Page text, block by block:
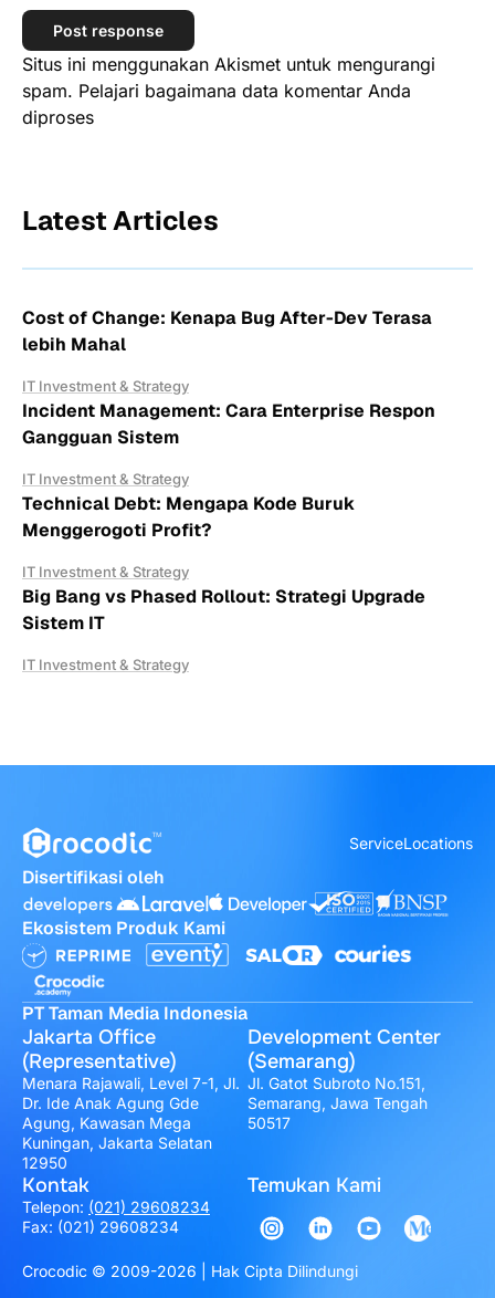
Situs ini menggunakan Akismet untuk mengurangi
spam. Pelajari bagaimana data komentar Anda
diproses
Latest Articles
Cost of Change: Kenapa Bug After-Dev Terasa
lebih Mahal
IT Investment & Strategy
Incident Management: Cara Enterprise Respon
Gangguan Sistem
IT Investment & Strategy
Technical Debt: Mengapa Kode Buruk
Menggerogoti Profit?
IT Investment & Strategy
Big Bang vs Phased Rollout: Strategi Upgrade
Sistem IT
IT Investment & Strategy
ServiceLocations
Disertifikasi oleh
Ekosistem Produk Kami
PT Taman Media Indonesia
Jakarta Office
(Representative)
Menara Rajawali, Level 7-1, Jl.
Dr. Ide Anak Agung Gde
Agung, Kawasan Mega
Kuningan, Jakarta Selatan
12950
Development Center
(Semarang)
Jl. Gatot Subroto No.151,
Semarang, Jawa Tengah
50517
Kontak
Telepon: (021) 29608234
Fax: (021) 29608234
Temukan Kami
Crocodic © 2009-2026 | Hak Cipta Dilindungi